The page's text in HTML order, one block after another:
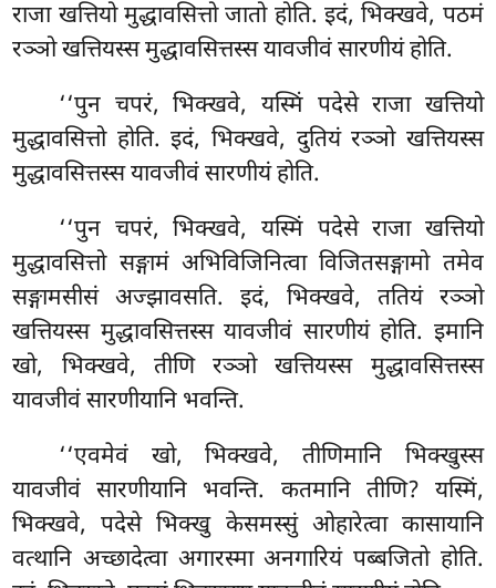
राजा खत्तियो मुद्धावसित्तो जातो होति. इदं, भिक्खवे, पठमं
रञ्ञो खत्तियस्स मुद्धावसित्तस्स यावजीवं सारणीयं होति.
‘‘पुन चपरं, भिक्खवे, यस्मिं पदेसे राजा खत्तियो
मुद्धावसित्तो होति. इदं, भिक्खवे, दुतियं रञ्ञो खत्तियस्स
मुद्धावसित्तस्स यावजीवं सारणीयं होति.
‘‘पुन चपरं, भिक्खवे, यस्मिं पदेसे राजा खत्तियो
मुद्धावसित्तो सङ्गामं अभिविजिनित्वा विजितसङ्गामो तमेव
सङ्गामसीसं अज्झावसति. इदं, भिक्खवे, ततियं रञ्ञो
खत्तियस्स मुद्धावसित्तस्स यावजीवं सारणीयं होति. इमानि
खो, भिक्खवे, तीणि रञ्ञो खत्तियस्स मुद्धावसित्तस्स
यावजीवं सारणीयानि भवन्ति.
‘‘एवमेवं खो, भिक्खवे, तीणिमानि भिक्खुस्स
यावजीवं सारणीयानि भवन्ति. कतमानि तीणि? यस्मिं,
भिक्खवे, पदेसे भिक्खु केसमस्सुं ओहारेत्वा कासायानि
वत्थानि अच्छादेत्वा अगारस्मा अनगारियंपब्बजितो होति.